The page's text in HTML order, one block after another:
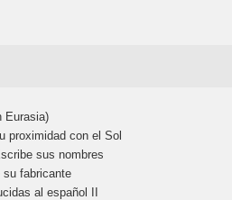
Eurasia)
proximidad con el Sol
sus nombres
su fabricante
al español II